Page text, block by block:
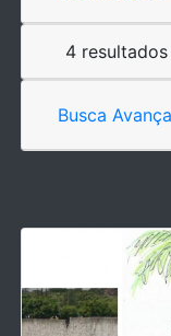
4
Busca